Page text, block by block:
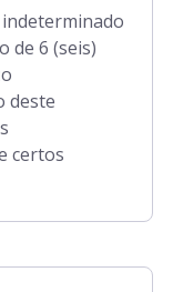
de 6 (seis)
deste
certos